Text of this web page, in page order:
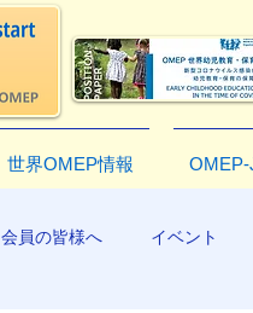
世界OMEP情報 OMEP-
会員の皆様へ イベント